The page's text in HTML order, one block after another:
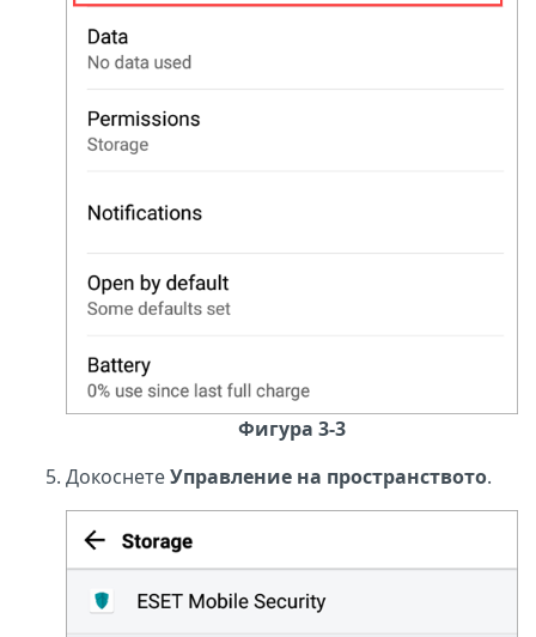
Фигура 3-3
ДокоснетеУправление на пространството.